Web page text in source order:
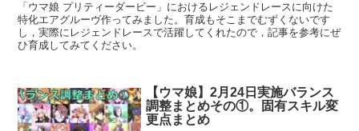
「ウマ娘 プリティーダービー」におけるレジェンドレースに向けた
特化エアグルーヴ作ってみました。育成もそこまでむずくないです
し，実際にレジェンドレースで活躍してくれたので，記事を参考にぜ
ひ育成してみてください。
【ウマ娘】2月24日実施バランス
調整まとめその①。固有スキル変
更点まとめ